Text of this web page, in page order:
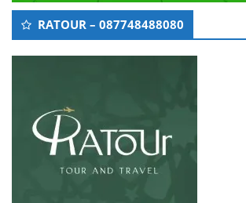
RATOUR – 087748488080